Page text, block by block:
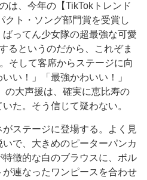
は、今年の【TikTokトレンド
クト・ソング部門賞を受賞し
ってん少女隊の超最強な可愛
るというのだから、これぞま
そして客席からステージに向
い！」「最強かわいい！」
の大声援は、確実に恵比寿の
た。そう信じて疑わない。
ステージに登場する。よく見
で、大きめのピーターパンカ
徴的な白のブラウスに、ボル
が連なったワンピースを合わせ